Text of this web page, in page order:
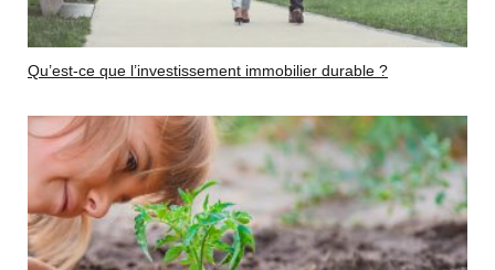
Qu’est-ce que l’investissement immobilier durable ?